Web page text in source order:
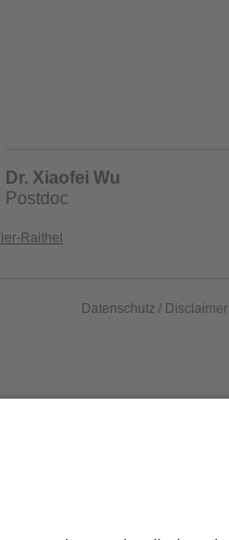
Dr. Xiaofei Wu
Postdoc
Raithel
Datenschutz / Disclaimer